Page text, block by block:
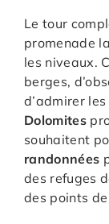
Le tour
promenade
les niveaux.
berges,
d’admirer
Dolomites
souhaitent
randonnées
des refuges
des points